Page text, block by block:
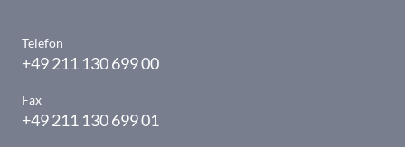
Telefon
+49 211 130 699 00
Fax
+49 211 130 699 01